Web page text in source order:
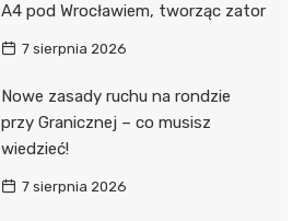
A4 pod Wrocławiem, tworząc zator
7 sierpnia 2026
Nowe zasady ruchu na rondzie
przy Granicznej – co musisz
wiedzieć!
7 sierpnia 2026